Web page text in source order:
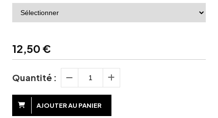
12,50 €
Quantité :
AJOUTER AU PANIER